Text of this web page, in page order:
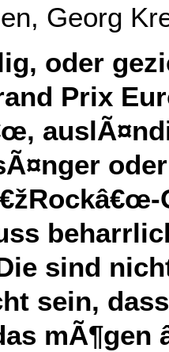
Georg
oder
Prix
sind
sein,
mÃ¶gen